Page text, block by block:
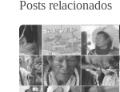
Posts relacionados